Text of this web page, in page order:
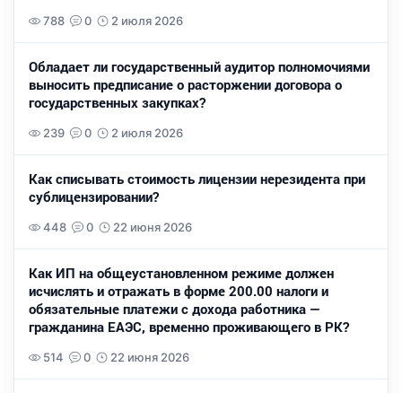
788 0 2 июля 2026
Обладает ли государственный аудитор полномочиями
выносить предписание о расторжении договора о
государственных закупках?
239 0 2 июля 2026
Как списывать стоимость лицензии нерезидента при
сублицензировании?
448 0 22 июня 2026
Как ИП на общеустановленном режиме должен
исчислять и отражать в форме 200.00 налоги и
обязательные платежи с дохода работника —
гражданина ЕАЭС, временно проживающего в РК?
514 0 22 июня 2026